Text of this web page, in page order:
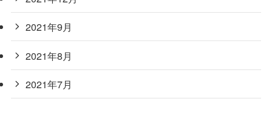
2021年9月
2021年8月
2021年7月